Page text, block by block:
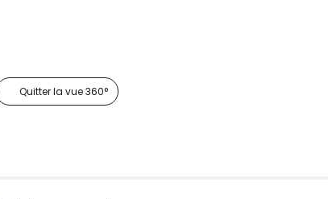
Quitter la vue 360°